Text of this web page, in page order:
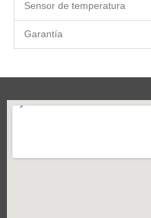
Sensor de temperatura
Garantía